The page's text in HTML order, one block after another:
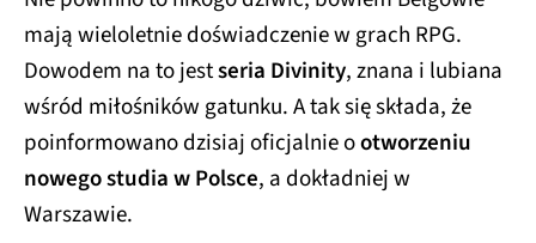
mają wieloletnie doświadczenie w grach RPG.
Dowodem na to jestseria Divinity, znana i lubiana
wśród miłośników gatunku. A tak się składa, że
poinformowano dzisiaj oficjalnie ootworzeniu
nowego studia w Polsce, a dokładniej w
Warszawie.